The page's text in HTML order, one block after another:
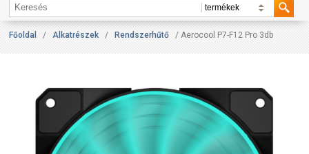
Főoldal / Alkatrészek / Rendszerhűtő / Aerocool P7-F12 Pro 3db